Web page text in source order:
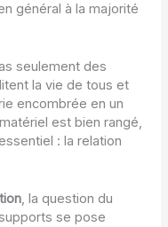
général à la majorité
seulement des
la vie de tous et
encombrée en un
est bien rangé,
: la relation
, la question du
se pose